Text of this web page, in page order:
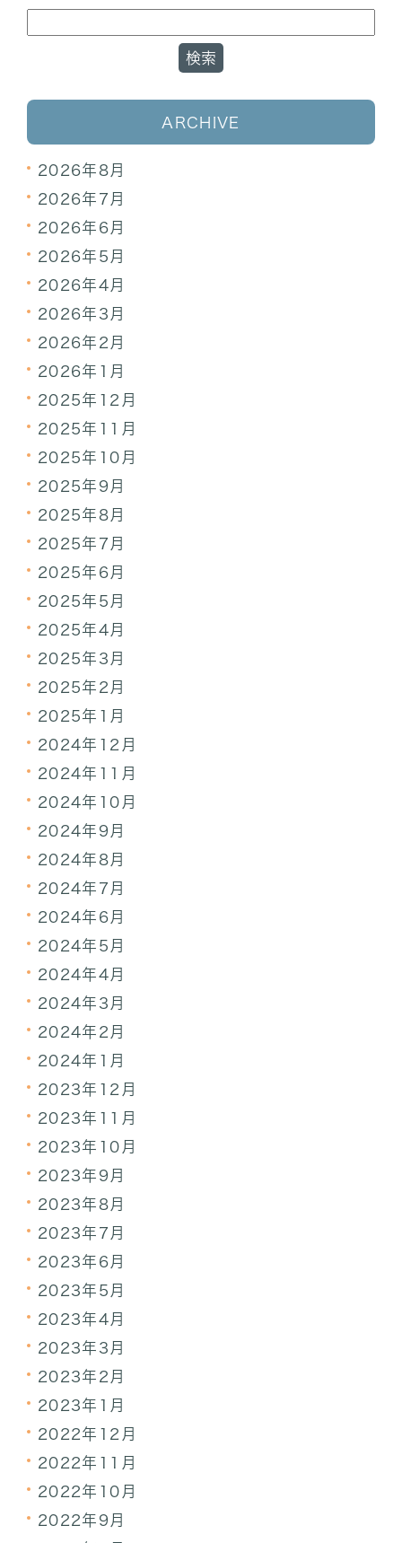
ARCHIVE
2026年8月
2026年7月
2026年6月
2026年5月
2026年4月
2026年3月
2026年2月
2026年1月
2025年12月
2025年11月
2025年10月
2025年9月
2025年8月
2025年7月
2025年6月
2025年5月
2025年4月
2025年3月
2025年2月
2025年1月
2024年12月
2024年11月
2024年10月
2024年9月
2024年8月
2024年7月
2024年6月
2024年5月
2024年4月
2024年3月
2024年2月
2024年1月
2023年12月
2023年11月
2023年10月
2023年9月
2023年8月
2023年7月
2023年6月
2023年5月
2023年4月
2023年3月
2023年2月
2023年1月
2022年12月
2022年11月
2022年10月
2022年9月